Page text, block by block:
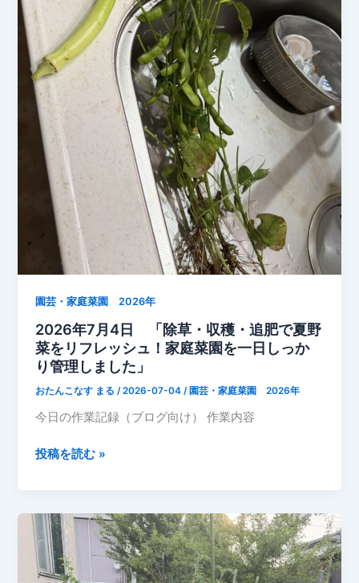
も
盤！
今
朝
は
完
熟
果
リ。
家
庭
菜
の
夏
菜
調
で
す
園芸・家庭菜園 2026年
2026年7月4日 「除草・収穫・追肥で夏野
菜をリフレッシュ！家庭菜園を一日しっか
り管理しました」
おたんこなす まる/2026-07-04/ 園芸・家庭菜園 2026年
今日の作業記録（ブログ向け） 作業内容
2026
月
4
日
「除
投稿を読む »